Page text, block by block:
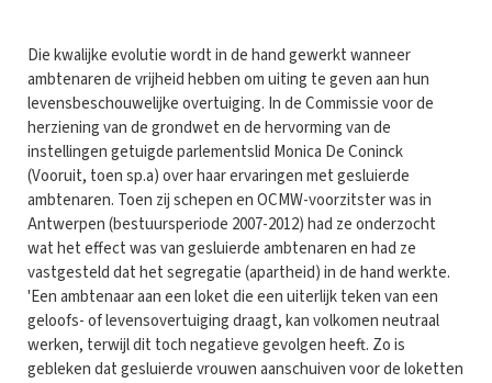
Die kwalijke evolutie wordt in de hand gewerkt wanneer
ambtenaren de vrijheid hebben om uiting te geven aan hun
levensbeschouwelijke overtuiging. In de Commissie voor de
herziening van de grondwet en de hervorming van de
instellingen getuigde parlementslid Monica De Coninck
(Vooruit, toen sp.a) over haar ervaringen met gesluierde
ambtenaren. Toen zij schepen en OCMW-voorzitster was in
Antwerpen (bestuursperiode 2007-2012) had ze onderzocht
wat het effect was van gesluierde ambtenaren en had ze
vastgesteld dat het segregatie (apartheid) in de hand werkte.
'Een ambtenaar aan een loket die een uiterlijk teken van een
geloofs- of levensovertuiging draagt, kan volkomen neutraal
werken, terwijl dit toch negatieve gevolgen heeft. Zo is
gebleken dat gesluierde vrouwen aanschuiven voor de loketten